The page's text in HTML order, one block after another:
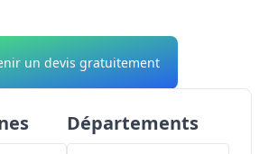
un devis gratuitement
Départements